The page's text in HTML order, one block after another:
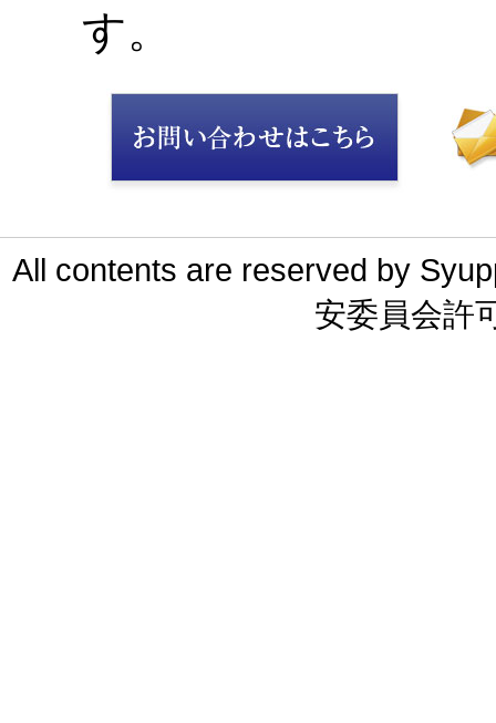
す。
All contents are reserved by
安委員会許